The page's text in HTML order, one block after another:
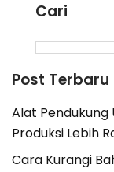
Cari
Post Terbaru
Alat Pendukung
Produksi Lebih
Cara Kurangi